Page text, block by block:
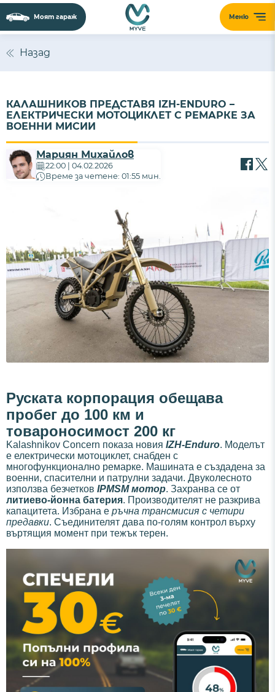
Меню
Моят гараж
Назад
КАЛАШНИКОВ ПРЕДСТАВЯ IZH-ENDURO –
ЕЛЕКТРИЧЕСКИ МОТОЦИКЛЕТ С РЕМАРКЕ ЗА
ВОЕННИ МИСИИ
Мариян Михайлов
22:00 | 04.02.2026
Време за четене: 01:55 мин.
Руската корпорация обещава
пробег до 100 км и
товароносимост 200 кг
Kalashnikov Concern показа новия IZH-Enduro. Моделът
е електрически мотоциклет, снабден с
многофункционално ремарке. Машината е създадена за
военни, спасителни и патрулни задачи. Двуколесното
използва безчетков IPMSM мотор. Захранва се от
литиево-йонна батерия. Производителят не разкрива
капацитета. Избрана е ръчна трансмисия с четири
предавки. Съединителят дава по-голям контрол върху
въртящия момент при тежък терен.